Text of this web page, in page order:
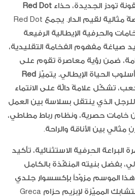
تودز الجديدة، حذاء Red Dot
الرياضي، الذي يشكّل خلاصةً مثالية لقيم الدار. يجمع Red Dot
والحِرفية الإيطالية الرفيعة
صياغة مفهوم الفخامة التقليدية،
ضمن رؤية معاصرة تقوم على
الحياة الإيطالي. يتميّزRed
تشكّل علامةً دالّة على الانتماء
الذي ينتقل بسلاسة بين العمل
خامات حصرية، ونظام رباط مطاطي،
بين الأناقة والراحة.
البراعة الحِرفية الاستثنائية، تأكيد
بفضل بنيته المنفّذة بالكامل
هذا الموسم مزوّداً بإكسسوار جلدي
جديد مستوحى من آلية التشابك المميّزة لإبزيم حزام Greca